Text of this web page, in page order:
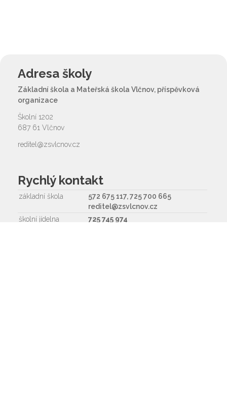
Adresa školy
Základní škola a Mateřská škola Vlčnov, příspěvková
organizace
Školní 1202
687 61 Vlčnov
reditel@zsvlcnov.cz
Rychlý kontakt
základní škola
572 675 117, 725 700 665
reditel@zsvlcnov.cz
školní jídelna
725 745 974